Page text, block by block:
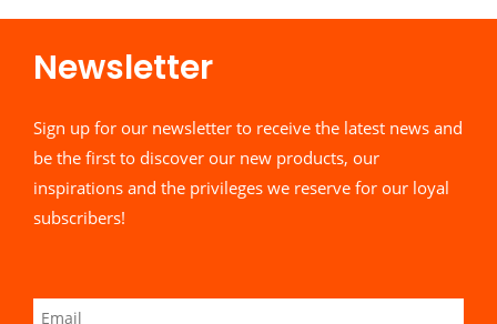
Newsletter​
Sign up for our newsletter to receive the latest news and
be the first to discover our new products, our
inspirations and the privileges we reserve for our loyal
subscribers!